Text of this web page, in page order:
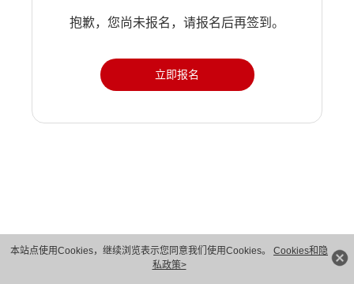
本站点使用Cookies，继续浏览表示您同意我们使用Cookies。 Cookies和隐
私政策>
抱歉，您尚未报名，请报名后再签到。
立即报名
版权所有 © 华为技术有限公司 1998-2026。 保留一切权利。粤A2-20044005号
隐私保护
法律声明